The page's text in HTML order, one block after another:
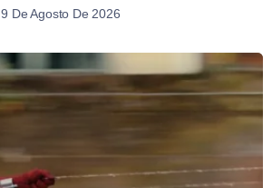
9 De Agosto De 2026